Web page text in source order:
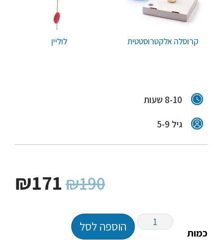
קרוסלה אלקטרוסטטית לוליין
8-10 שעות
גיל 5-9
₪190
₪171
כמות הוספה לסל